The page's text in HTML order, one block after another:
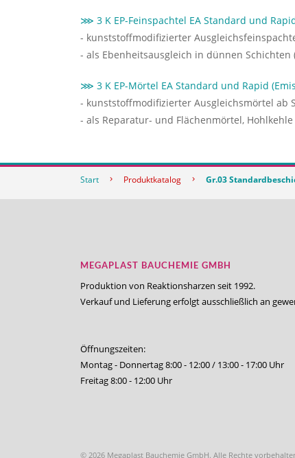
⋙ 3 K EP-Feinspachtel EA Standard und
- kunststoffmodifizierter
- als Ebenheitsausgleich in dünnen Schichten
⋙ 3 K EP-Mörtel EA Standard und Rapid
- kunststoffmodifizierter Ausgleichsmörtel ab
- als Reparatur- und Flächenmörtel, Hohlkehle
Start Produktkatalog Gr.03
MEGAPLAST BAUCHEMIE GMBH
Produktion von Reaktionsharzen seit 1992.
Verkauf und Lieferung erfolgt ausschließlich an
Öffnungszeiten:
Montag - Donnertag 8:00 - 12:00 / 13:00 - 17:00 Uhr
Freitag 8:00 - 12:00 Uhr
© 2026 Megaplast Bauchemie GmbH. Alle Rechte